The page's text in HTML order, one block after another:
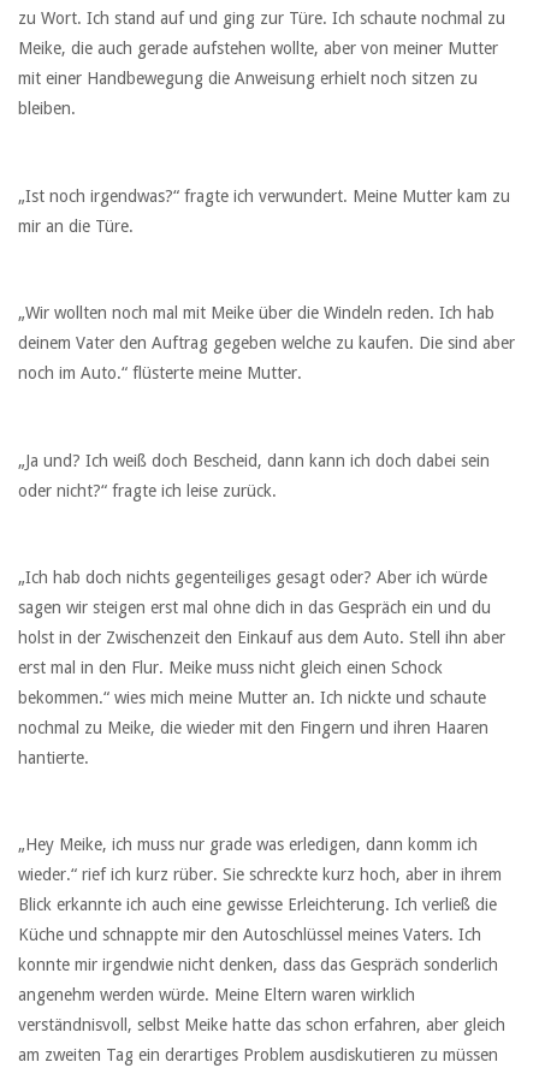
zu Wort. Ich stand auf und ging zur Türe. Ich schaute nochmal zu
Meike, die auch gerade aufstehen wollte, aber von meiner Mutter
mit einer Handbewegung die Anweisung erhielt noch sitzen zu
bleiben.
„Ist noch irgendwas?“ fragte ich verwundert. Meine Mutter kam zu
mir an die Türe.
„Wir wollten noch mal mit Meike über die Windeln reden. Ich hab
deinem Vater den Auftrag gegeben welche zu kaufen. Die sind aber
noch im Auto.“ flüsterte meine Mutter.
„Ja und? Ich weiß doch Bescheid, dann kann ich doch dabei sein
oder nicht?“ fragte ich leise zurück.
„Ich hab doch nichts gegenteiliges gesagt oder? Aber ich würde
sagen wir steigen erst mal ohne dich in das Gespräch ein und du
holst in der Zwischenzeit den Einkauf aus dem Auto. Stell ihn aber
erst mal in den Flur. Meike muss nicht gleich einen Schock
bekommen.“ wies mich meine Mutter an. Ich nickte und schaute
nochmal zu Meike, die wieder mit den Fingern und ihren Haaren
hantierte.
„Hey Meike, ich muss nur grade was erledigen, dann komm ich
wieder.“ rief ich kurz rüber. Sie schreckte kurz hoch, aber in ihrem
Blick erkannte ich auch eine gewisse Erleichterung. Ich verließ die
Küche und schnappte mir den Autoschlüssel meines Vaters. Ich
konnte mir irgendwie nicht denken, dass das Gespräch sonderlich
angenehm werden würde. Meine Eltern waren wirklich
verständnisvoll, selbst Meike hatte das schon erfahren, aber gleich
am zweiten Tag ein derartiges Problem ausdiskutieren zu müssen